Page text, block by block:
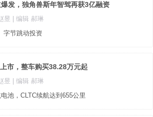
发，独角兽斯年智驾再获3亿融资
昱
| 编辑 郝琳
字节跳动投资
市，整车购买38.28万元起
昱
| 编辑 郝琳
池，CLTC续航达到655公里